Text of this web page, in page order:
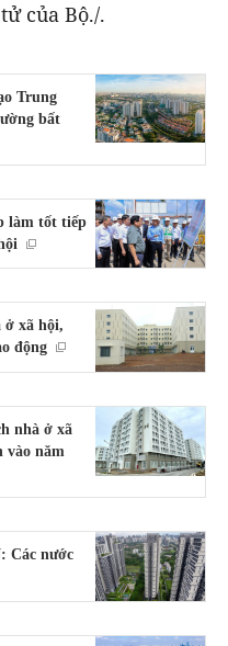
của Bộ./.
Trung
bất
làm tốt tiếp
ở xã hội,
động
nhà ở xã
vào năm
Các nước